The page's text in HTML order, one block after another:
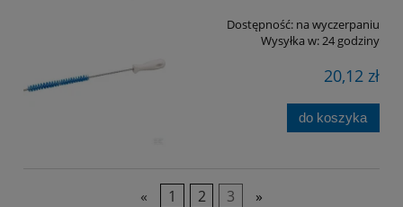
Dostępność: na wyczerpaniu
Wysyłka w:24 godziny
20,12 zł
do koszyka
« 1 2 3 »